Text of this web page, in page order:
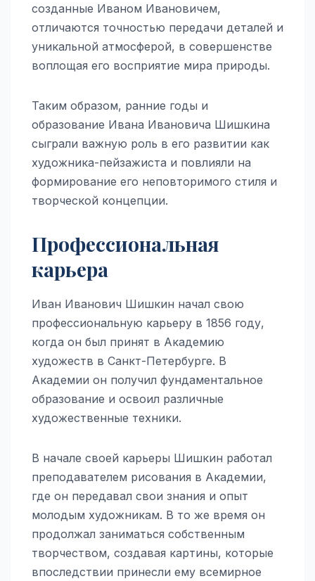
созданные Иваном Ивановичем,
отличаются точностью передачи деталей и
уникальной атмосферой, в совершенстве
воплощая его восприятие мира природы.
Таким образом, ранние годы и
образование Ивана Ивановича Шишкина
сыграли важную роль в его развитии как
художника-пейзажиста и повлияли на
формирование его неповторимого стиля и
творческой концепции.
Профессиональная
карьера
Иван Иванович Шишкин начал свою
профессиональную карьеру в 1856 году,
когда он был принят в Академию
художеств в Санкт-Петербурге. В
Академии он получил фундаментальное
образование и освоил различные
художественные техники.
В начале своей карьеры Шишкин работал
преподавателем рисования в Академии,
где он передавал свои знания и опыт
молодым художникам. В то же время он
продолжал заниматься собственным
творчеством, создавая картины, которые
впоследствии принесли ему всемирное